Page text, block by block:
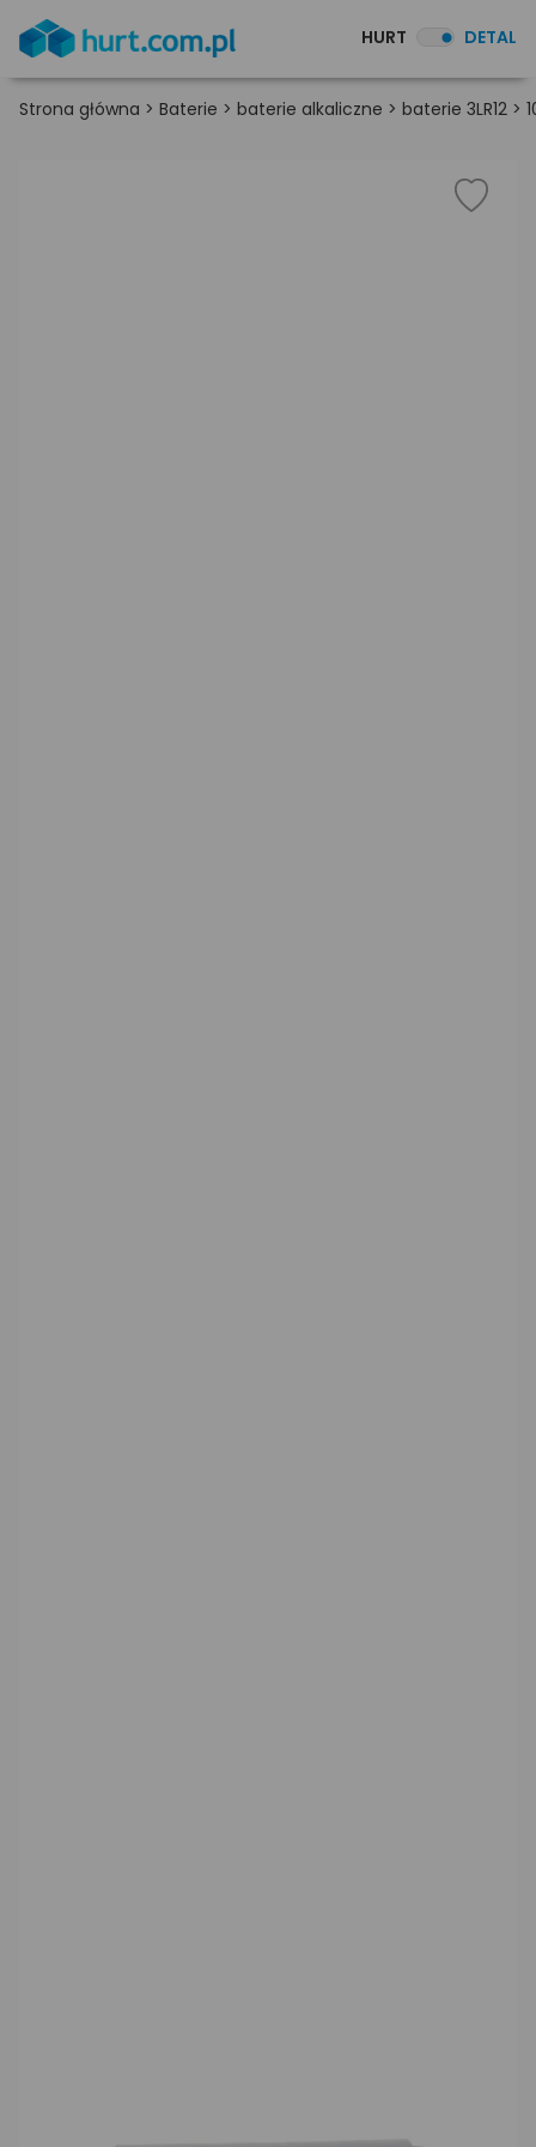
HURT DETAL
Strona główna > Baterie > baterie alkaliczne > baterie 3LR12 >